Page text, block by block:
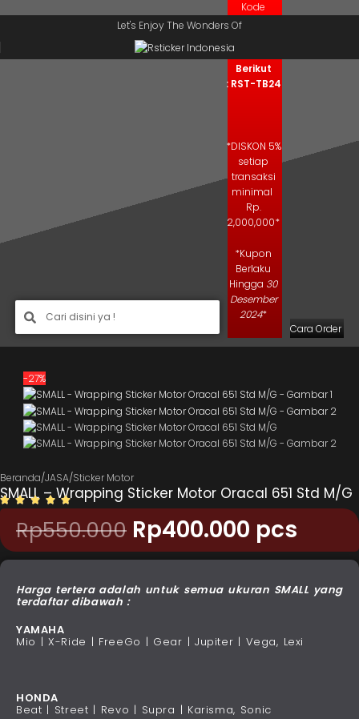
Let's Enjoy The Wonders Of
Kode
Kupon
Salin Kode
Berikut
: RST-TB24
*DISKON 5%
setiap
transaksi
minimal
Rp.
2,000,000*
*Kupon
Berlaku
Hingga 30
Desember
2024*
Cara Order
-27%
Beranda/JASA/Sticker Motor
SMALL – Wrapping Sticker Motor Oracal 651 Std M/G
Rp550.000 Rp400.000 pcs
Harga tertera adalah untuk semua ukuran SMALL yang
terdaftar dibawah :
YAMAHA
Mio | X-Ride | FreeGo | Gear | Jupiter | Vega, Lexi
HONDA
Beat | Street | Revo | Supra | Karisma, Sonic